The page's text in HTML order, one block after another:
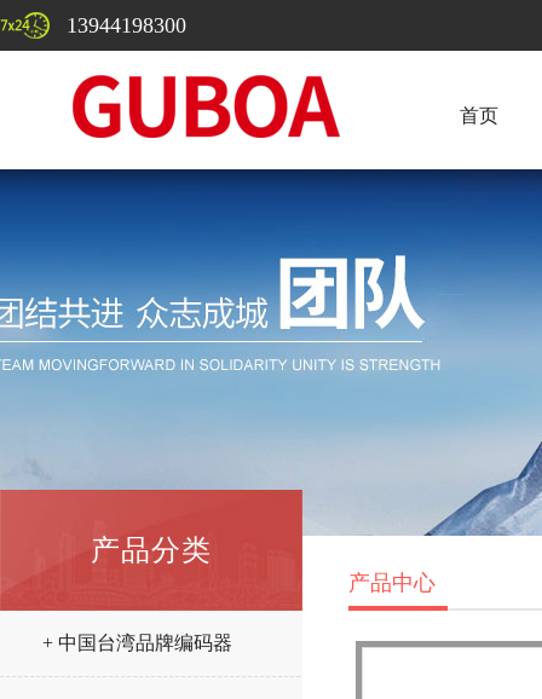
13944198300
首页
产品分类
+ 中国台湾品牌编码器
产品中心